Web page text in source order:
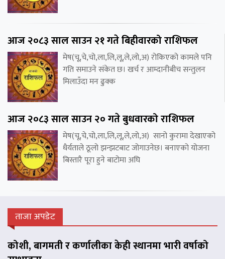
आज २०८३ साल साउन २१ गते बिहीवारको राशिफल
मेष(चू,चे,चो,ला,लि,लू,ले,लो,अ) रोकिएको कामले पनि
गति समाउने संकेत छ। खर्च र आम्दानीबीच सन्तुलन
मिलाउँदा मन ढुक्क
आज २०८३ साल साउन २० गते बुधवारको राशिफल
मेष(चू,चे,चो,ला,लि,लू,ले,लो,अ) सानो कुरामा देखाएको
धैर्यताले ठूलो झन्झटबाट जोगाउनेछ। बनाएको योजना
बिस्तारै पूरा हुने बाटोमा अघि
ताजा अपडेट
कोशी, बागमती र कर्णालीका केही स्थानमा भारी वर्षाको